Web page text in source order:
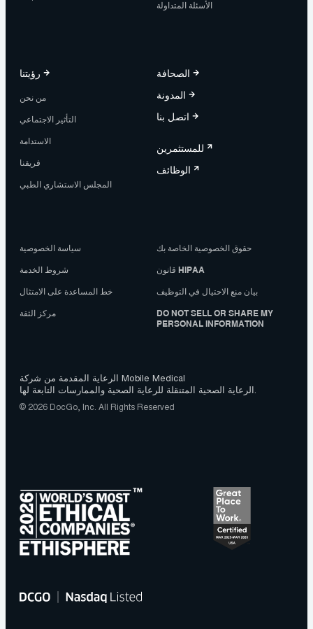
الأسئلة المتداولة
رؤيتنا
من نحن
التأثير الاجتماعي
الاستدامة
فريقنا
المجلس الاستشاري الطبي
الصحافة
المدونة
اتصل بنا
للمستثمرين
الوظائف
سياسة الخصوصية حقوق الخصوصية الخاصة بك
شروط الخدمة قانون HIPAA
خط المساعدة على الامتثال بيان منع الاحتيال في التوظيف
مركز الثقة
DO NOT SELL OR SHARE MY
PERSONAL INFORMATION
الرعاية المقدمة من شركة Mobile Medical
الرعاية الصحية المتنقلة للرعاية الصحية والممارسات التابعة لها.
© 2026 DocGo, Inc. All Rights Reserved